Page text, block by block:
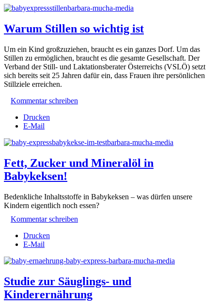
Warum Stillen so wichtig ist
Um ein Kind großzuziehen, braucht es ein ganzes Dorf. Um das
Stillen zu ermöglichen, braucht es die gesamte Gesellschaft. Der
Verband der Still- und Laktationsberater Österreichs (VSLÖ) setzt
sich bereits seit 25 Jahren dafür ein, dass Frauen ihre persönlichen
Stillziele erreichen.
Kommentar schreiben
Drucken
E-Mail
Fett, Zucker und Mineralöl in
Babykeksen!
Bedenkliche Inhaltsstoffe in Babykeksen – was dürfen unsere
Kindern eigentlich noch essen?
Kommentar schreiben
Drucken
E-Mail
Studie zur Säuglings- und
Kinderernährung